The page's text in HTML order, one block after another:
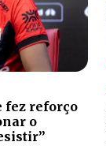
fez reforço
o